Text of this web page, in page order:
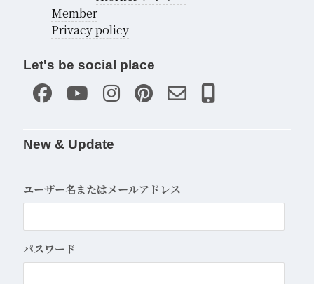
Member
Privacy policy
Let's be social place
New & Update
ユーザー名またはメールアドレス
パスワード